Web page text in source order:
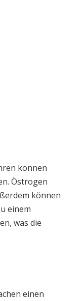
können
Östrogen
können
einem
was die
einen